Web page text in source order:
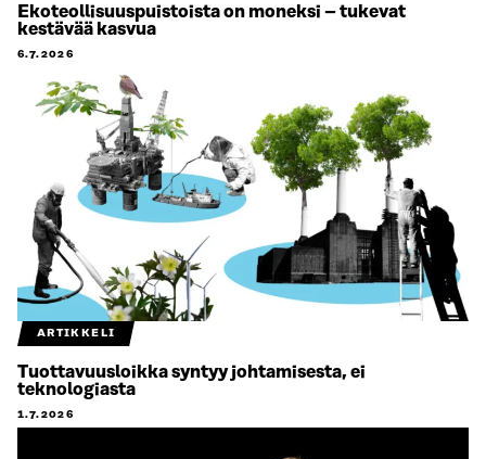
Ekoteollisuuspuistoista on moneksi – tukevat
kestävää kasvua
6.7.2026
ARTIKKELI
Tuottavuusloikka syntyy johtamisesta, ei
teknologiasta
1.7.2026